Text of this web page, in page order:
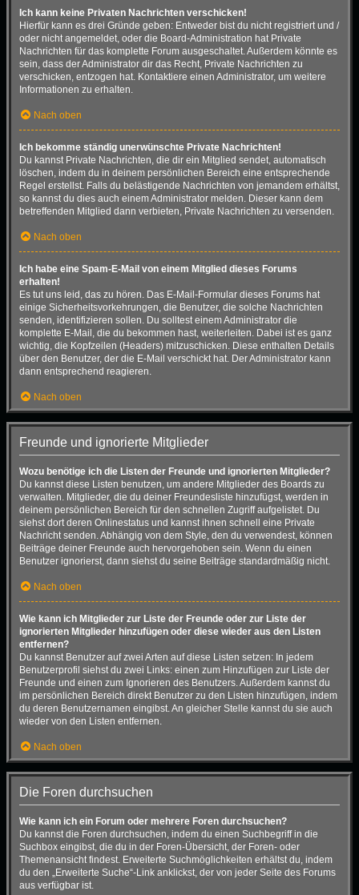
Ich kann keine Privaten Nachrichten verschicken!
Hierfür kann es drei Gründe geben: Entweder bist du nicht registriert und /
oder nicht angemeldet, oder die Board-Administration hat Private
Nachrichten für das komplette Forum ausgeschaltet. Außerdem könnte es
sein, dass der Administrator dir das Recht, Private Nachrichten zu
verschicken, entzogen hat. Kontaktiere einen Administrator, um weitere
Informationen zu erhalten.
Nach oben
Ich bekomme ständig unerwünschte Private Nachrichten!
Du kannst Private Nachrichten, die dir ein Mitglied sendet, automatisch
löschen, indem du in deinem persönlichen Bereich eine entsprechende
Regel erstellst. Falls du belästigende Nachrichten von jemandem erhältst,
so kannst du dies auch einem Administrator melden. Dieser kann dem
betreffenden Mitglied dann verbieten, Private Nachrichten zu versenden.
Nach oben
Ich habe eine Spam-E-Mail von einem Mitglied dieses Forums
erhalten!
Es tut uns leid, das zu hören. Das E-Mail-Formular dieses Forums hat
einige Sicherheitsvorkehrungen, die Benutzer, die solche Nachrichten
senden, identifizieren sollen. Du solltest einem Administrator die
komplette E-Mail, die du bekommen hast, weiterleiten. Dabei ist es ganz
wichtig, die Kopfzeilen (Headers) mitzuschicken. Diese enthalten Details
über den Benutzer, der die E-Mail verschickt hat. Der Administrator kann
dann entsprechend reagieren.
Nach oben
Freunde und ignorierte Mitglieder
Wozu benötige ich die Listen der Freunde und ignorierten Mitglieder?
Du kannst diese Listen benutzen, um andere Mitglieder des Boards zu
verwalten. Mitglieder, die du deiner Freundesliste hinzufügst, werden in
deinem persönlichen Bereich für den schnellen Zugriff aufgelistet. Du
siehst dort deren Onlinestatus und kannst ihnen schnell eine Private
Nachricht senden. Abhängig von dem Style, den du verwendest, können
Beiträge deiner Freunde auch hervorgehoben sein. Wenn du einen
Benutzer ignorierst, dann siehst du seine Beiträge standardmäßig nicht.
Nach oben
Wie kann ich Mitglieder zur Liste der Freunde oder zur Liste der
ignorierten Mitglieder hinzufügen oder diese wieder aus den Listen
entfernen?
Du kannst Benutzer auf zwei Arten auf diese Listen setzen: In jedem
Benutzerprofil siehst du zwei Links: einen zum Hinzufügen zur Liste der
Freunde und einen zum Ignorieren des Benutzers. Außerdem kannst du
im persönlichen Bereich direkt Benutzer zu den Listen hinzufügen, indem
du deren Benutzernamen eingibst. An gleicher Stelle kannst du sie auch
wieder von den Listen entfernen.
Nach oben
Die Foren durchsuchen
Wie kann ich ein Forum oder mehrere Foren durchsuchen?
Du kannst die Foren durchsuchen, indem du einen Suchbegriff in die
Suchbox eingibst, die du in der Foren-Übersicht, der Foren- oder
Themenansicht findest. Erweiterte Suchmöglichkeiten erhältst du, indem
du den „Erweiterte Suche“-Link anklickst, der von jeder Seite des Forums
aus verfügbar ist.